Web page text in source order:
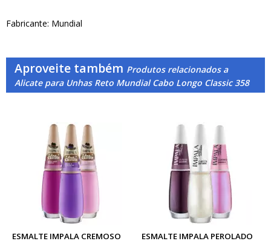
Fabricante: Mundial
Aproveite também Produtos relacionados a
Alicate para Unhas Reto Mundial Cabo Longo Classic 358
ESMALTE IMPALA CREMOSO ESMALTE IMPALA PEROLADO